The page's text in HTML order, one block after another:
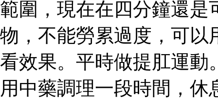
範圍，現在在四分鐘還是
物，不能勞累過度，可以
看效果。平時做提肛運動
用中藥調理一段時間，